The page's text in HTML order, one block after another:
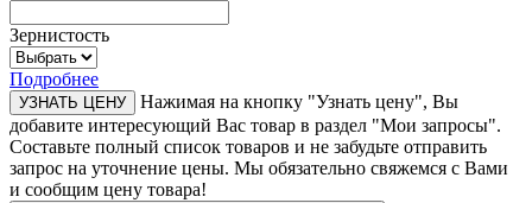
Зернистость
Подробнее
УЗНАТЬ ЦЕНУ
Нажимая на кнопку "Узнать цену", Вы
добавите интересующий Вас товар в раздел "Мои запросы".
Составьте полный список товаров и не забудьте отправить
запрос на уточнение цены. Мы обязательно свяжемся с Вами
и сообщим цену товара!